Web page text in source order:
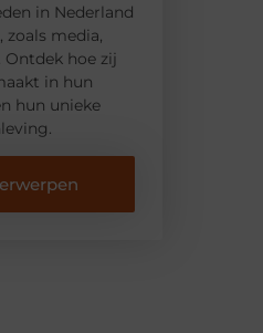
in Nederland
media,
hoe zij
in hun
hun unieke